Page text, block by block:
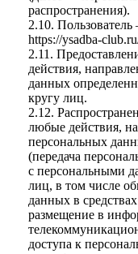
распространения).
2.10.
https://ysadba-
2.11.
действия,
данных
кругу лиц.
2.12.
любые действия,
персональных
(передача
с персональными
лиц, в том числе
данных в
размещение в
доступа к